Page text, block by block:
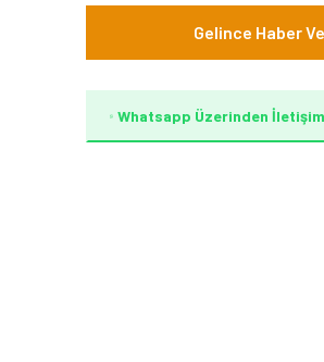
Gelince Haber
Whatsapp Üzerinden